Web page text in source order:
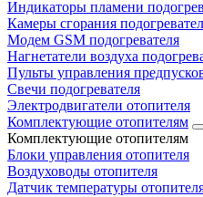
Индикаторы пламени
Камеры сгорания
Модем GSM подогревателя
Нагнетатели воздуха
Пульты управления
Свечи подогревателя
Электродвигатели отопителя
Комплектующие отопителям
Комплектующие отопителям
Блоки управления отопителя
Воздуховоды отопителя
Датчик температуры